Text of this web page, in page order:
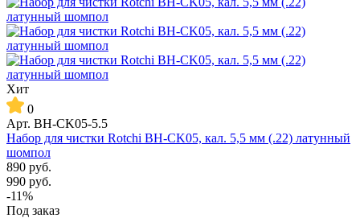
Хит
0
Арт. BH-CK05-5.5
Набор для чистки Rotchi BH-CK05, кал. 5,5 мм (.22) латунный
шомпол
890 руб.
990 руб.
-11%
Под заказ